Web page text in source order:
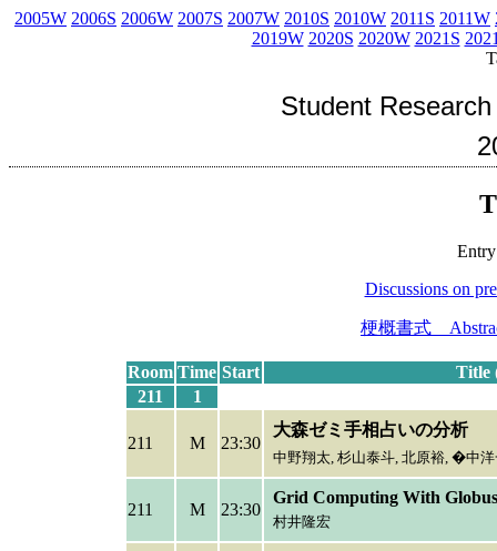
2005W 2006S 2006W 2007S 2007W 2010S 2010W 2011S 2011W
2019W 2020S 2020W 2021S
Student
Discussions on
梗概書式
Room Time Start
Title
211
1
211 M 23:30
大森ゼミ手相占いの分析
中野翔太, 杉山泰斗, 北原裕, �中
211 M 23:30
Grid Computing With
村井隆宏